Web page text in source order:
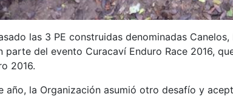
las 3 PE construidas denominadas
parte del evento Curacaví Enduro Race 2016,
2016.
año, la Organización asumió otro desafío y